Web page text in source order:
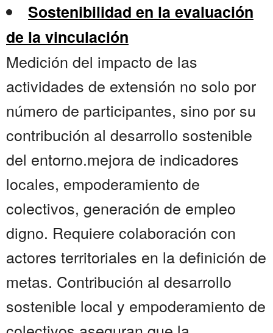
Sostenibilidad en la evaluación
de la vinculación
Medición del impacto de las
actividades de extensión no solo por
número de participantes, sino por su
contribución al desarrollo sostenible
del entorno.mejora de indicadores
locales, empoderamiento de
colectivos, generación de empleo
digno. Requiere colaboración con
actores territoriales en la definición de
metas. Contribución al desarrollo
sostenible local y empoderamiento de